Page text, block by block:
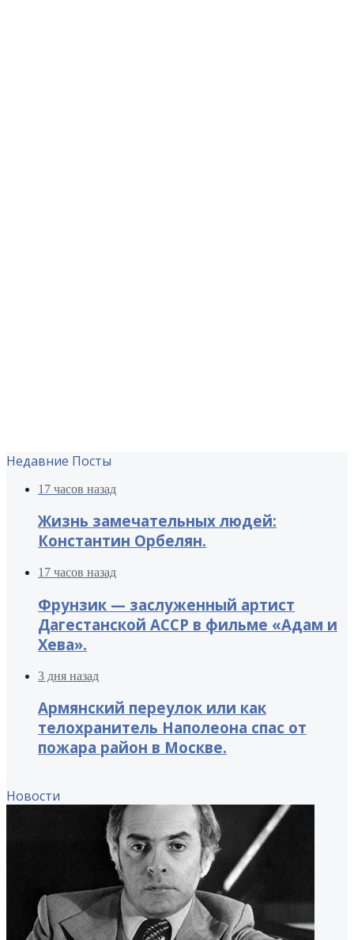
Недавние Посты
17 часов назад
Жизнь замечательных людей:
Константин Орбелян.
17 часов назад
Фрунзик — заслуженный артист
Дагестанской АССР в фильме «Адам и
Хева».
3 дня назад
Армянский переулок или как
телохранитель Наполеона спас от
пожара район в Москве.
Новости